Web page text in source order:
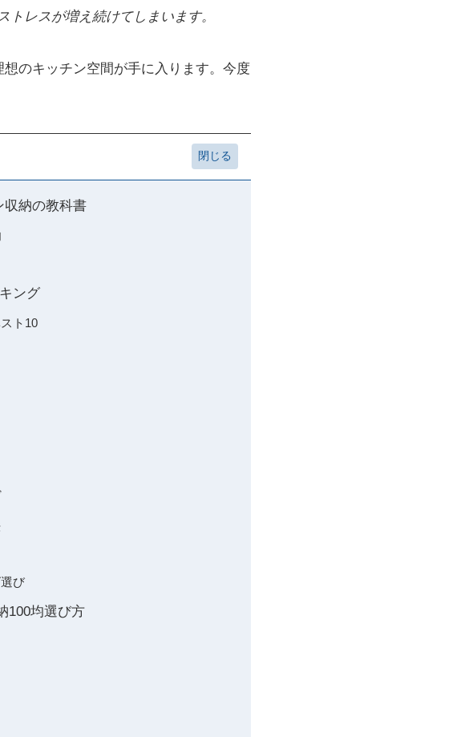
レスが増え続けてしまいます。
のキッチン空間が手に入ります。今度
収納の教科書
ング
ト10
び
100均選び方